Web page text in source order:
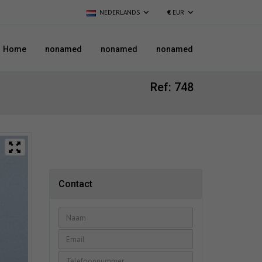
NEDERLANDS € EUR
Home nonamed nonamed nonamed
Ref: 748
Contact